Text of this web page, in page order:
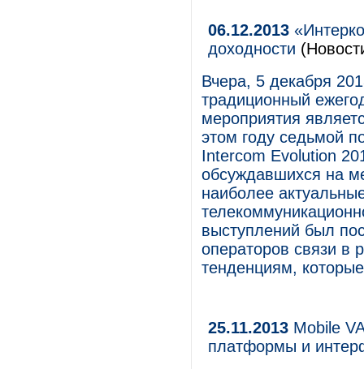
06.12.2013
доходности
Вчера, 5 декабря
традиционный
мероприятия
этом году седьмой
Intercom Evolution
обсуждавшихся на
наиболее
выступлений был
операторов связи в
тенденциям,
25.11.2013 Mobile
платформы и